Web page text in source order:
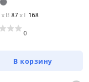
x В 87x Г 168
0
В корзину